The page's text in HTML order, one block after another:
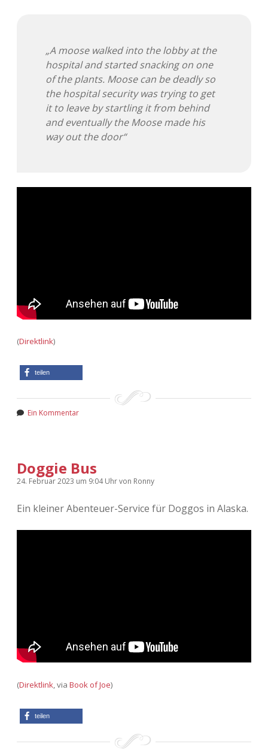
„A moose walked into the lobby at the
hospital and started snacking on one
of the plants. Moose can be deadly so
the hospital security was trying to get
it to leave by startling it from behind
and eventually the Moose made his
way out the door“
(Direktlink)
teilen
Ein Kommentar
Doggie Bus
24. Februar 2023 um 9:04 Uhrvon Ronny
Ein kleiner Abenteuer-Service für Doggos in Alaska.
(Direktlink, via Book of Joe)
teilen